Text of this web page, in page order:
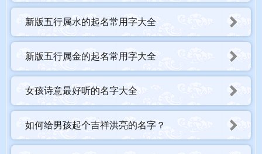
新版五行属水的起名常用字大全
新版五行属金的起名常用字大全
女孩诗意最好听的名字大全
如何给男孩起个吉祥洪亮的名字？